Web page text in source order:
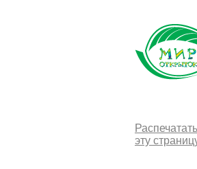
Распечатать
эту